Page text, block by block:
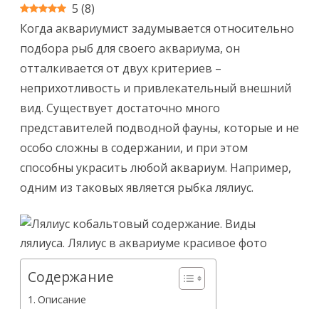
рыбки,
виды
5 (8)
Когда аквариумист задумывается относительно
подбора рыб для своего аквариума, он
отталкивается от двух критериев –
неприхотливость и привлекательный внешний
вид. Существует достаточно много
представителей подводной фауны, которые и не
особо сложны в содержании, и при этом
способны украсить любой аквариум. Например,
одним из таковых является рыбка лялиус.
Содержание
Описание